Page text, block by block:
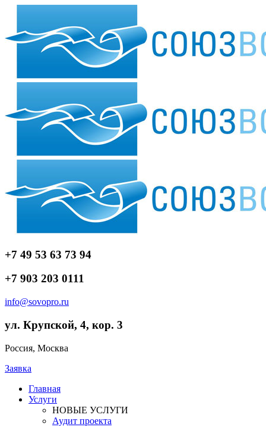
+7 49 53 63 73 94
+7 903 203 0111
info@sovopro.ru
ул. Крупской, 4, кор. 3
Россия, Москва
Заявка
Главная
Услуги
НОВЫЕ УСЛУГИ
Аудит проекта